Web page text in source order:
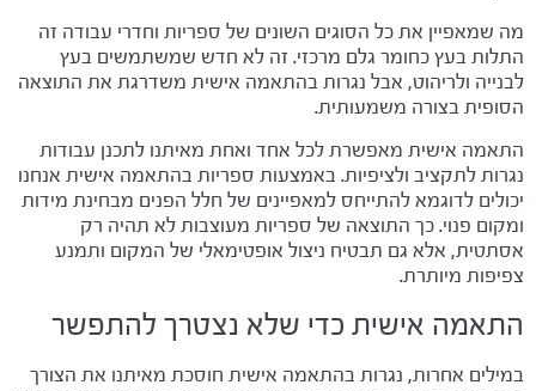
מה שמאפיין את כל הסוגים השונים של ספריות וחדרי עבודה זה
התלות בעץ כחומר גלם מרכזי. זה לא חדש שמשתמשים בעץ
לבנייה ולריהוט, אבל נגרות בהתאמה אישית משדרגת את התוצאה
הסופית בצורה משמעותית.
התאמה אישית מאפשרת לכל אחד ואחת מאיתנו לתכנן עבודות
נגרות לתקציב ולציפיות. באמצעות ספריות בהתאמה אישית אנחנו
יכולים לדוגמא להתייחס למאפיינים של חלל הפנים מבחינת מידות
ומקום פנוי. כך התוצאה של ספריות מעוצבות לא תהיה רק
אסתטית, אלא גם תבטיח ניצול אופטימאלי של המקום ותמנע
צפיפות מיותרת.
התאמה אישית כדי שלא נצטרך להתפשר
במילים אחרות, נגרות בהתאמה אישית חוסכת מאיתנו את הצורך